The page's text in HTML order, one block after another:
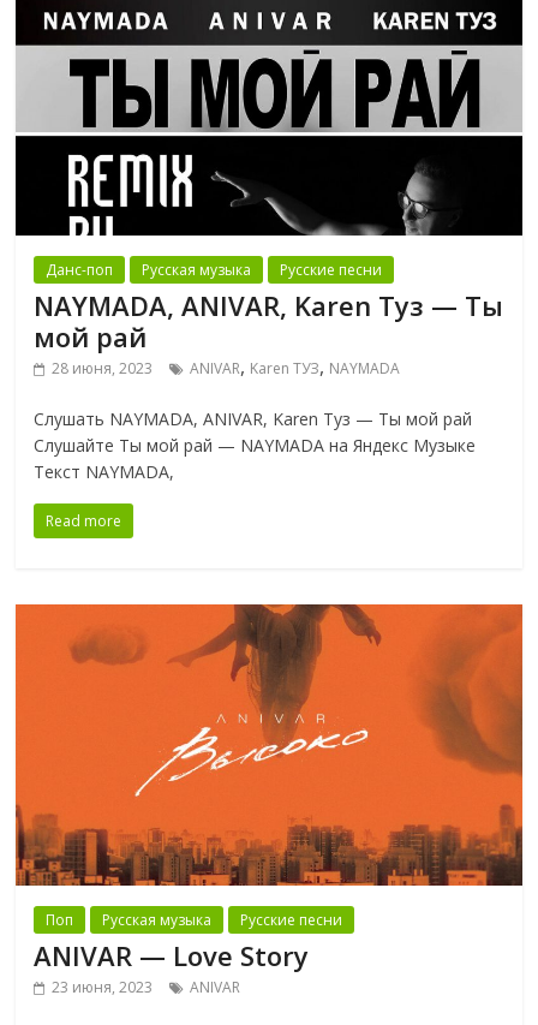
Данс-поп Русская музыка Русские песни
NAYMADA, ANIVAR, Karen Туз — Ты
мой рай
28 июня, 2023 ANIVAR, Karen ТУЗ, NAYMADA
Слушать NAYMADA, ANIVAR, Karen Туз — Ты мой рай
Слушайте Ты мой рай — NAYMADA на Яндекс Музыке
Текст NAYMADA,
Read more
Поп Русская музыка Русские песни
ANIVAR — Love Story
23 июня, 2023 ANIVAR